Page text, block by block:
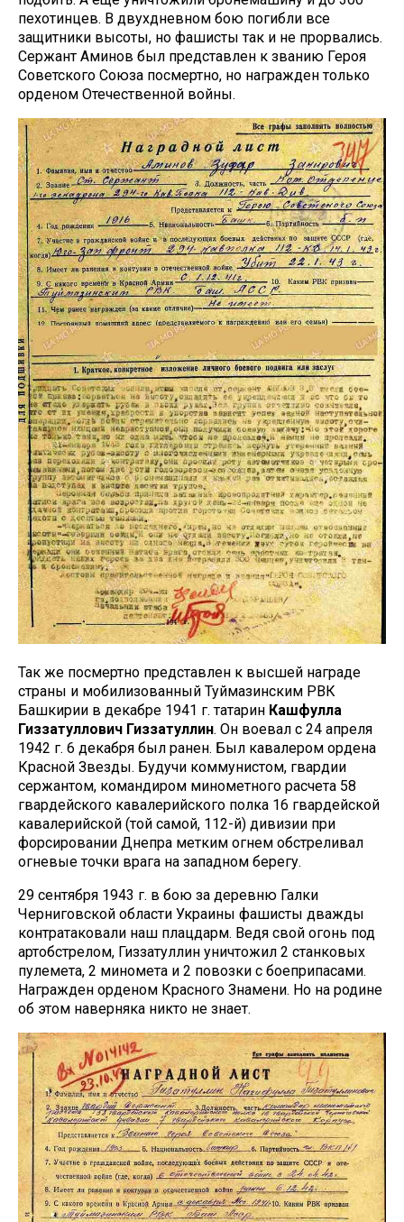
пехотинцев. В двухдневном бою погибли все
защитники высоты, но фашисты так и не прорвались.
Сержант Аминов был представлен к званию Героя
Советского Союза посмертно, но награжден только
орденом Отечественной войны.
Так же посмертно представлен к высшей награде
страны и мобилизованный Туймазинским РВК
Башкирии в декабре 1941 г. татарин Кашфулла
Гиззатуллович Гиззатуллин. Он воевал с 24 апреля
1942 г. 6 декабря был ранен. Был кавалером ордена
Красной Звезды. Будучи коммунистом, гвардии
сержантом, командиром минометного расчета 58
гвардейского кавалерийского полка 16 гвардейской
кавалерийской (той самой, 112-й) дивизии при
форсировании Днепра метким огнем обстреливал
огневые точки врага на западном берегу.
29 сентября 1943 г. в бою за деревню Галки
Черниговской области Украины фашисты дважды
контратаковали наш плацдарм. Ведя свой огонь под
артобстрелом, Гиззатуллин уничтожил 2 станковых
пулемета, 2 миномета и 2 повозки с боеприпасами.
Награжден орденом Красного Знамени. Но на родине
об этом наверняка никто не знает.